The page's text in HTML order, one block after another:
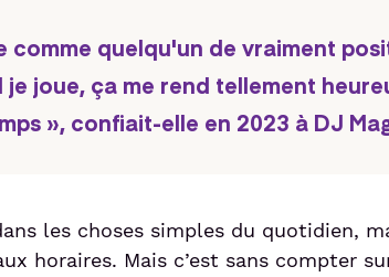
comme quelqu'un de vraiment
joue, ça me rend tellement
», confiait-elle en 2023 à DJ
les choses simples du quotidien,
horaires. Mais c’est sans compter